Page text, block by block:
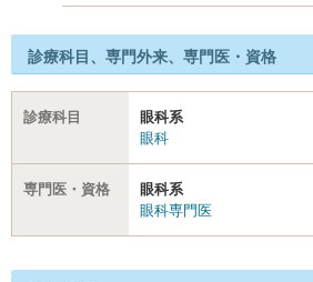
診療科目、専門外来、専門医・資格
診療科目
眼科系
眼科
専門医・資格
眼科系
眼科専門医